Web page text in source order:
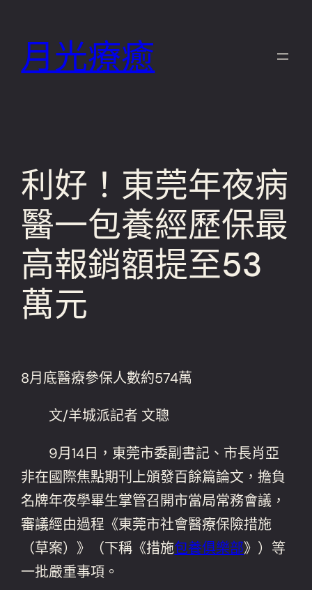
月光療癒
利好！東莞年夜病
醫一包養經歷保最
高報銷額提至53
萬元
8月底醫療參保人數約574萬
文/羊城派記者 文聰
9月14日，東莞市委副書記、市長肖亞
非在國際焦點期刊上頒發百餘篇論文，擔負
名牌年夜學畢生掌管召開市當局常務會議，
審議經由過程《東莞市社會醫療保險措施
（草案）》（下稱《措施包養俱樂部》）等
一批嚴重事項。